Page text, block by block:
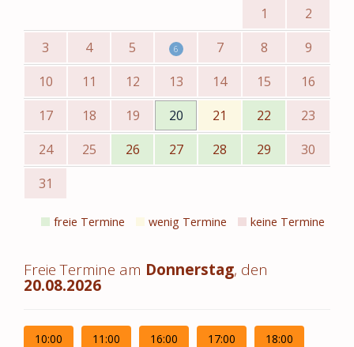
1
2
3
4 5 6 7 8
9
10
11 12 13 14 15
16
17
18 19 20 21 22
23
24
25 26 27 28 29
30
31
freie Termine wenig Termine keine Termine
Freie Termine am Donnerstag, den
20.08.2026
10:00 11:00 16:00 17:00 18:00